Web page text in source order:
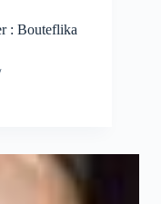
: Bouteflika